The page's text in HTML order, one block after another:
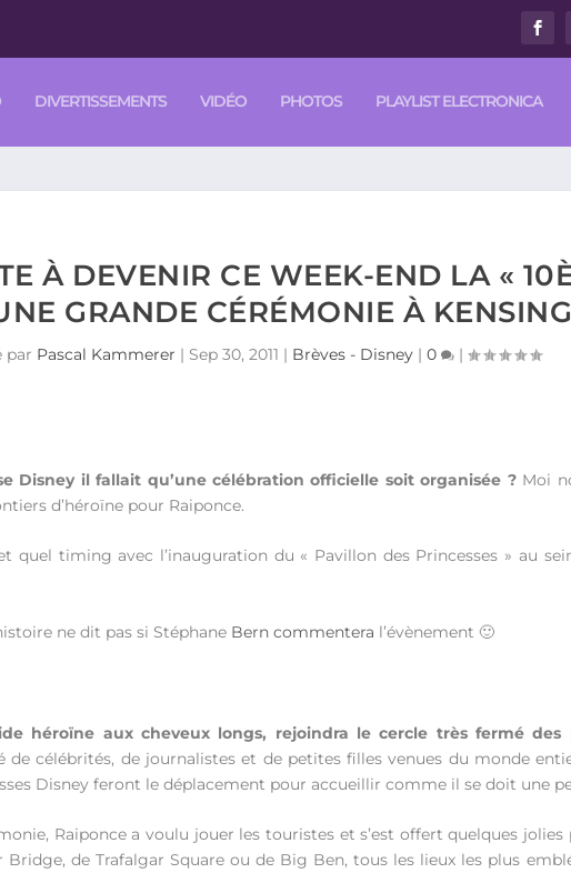
DIVERTISSEMENTS VIDÉO PHOTOS PLAYLIST ELECTRONICA
À DEVENIR CE WEEK-END LA «
GRANDE CÉRÉMONIE À
par Pascal Kammerer | Sep 30, 2011 | Brèves - Disney| 0 |
Disney il fallait qu’une célébration officielle soit organisée ?Moi
d’héroïne pour Raiponce.
quel timing avec l’inauguration du « Pavillon des Princesses » au
ne dit pas si Stéphane Bern commentera l’évènement 🙂
héroïne aux cheveux longs, rejoindra le cercle très fermé des
de célébrités, de journalistes et de petites filles venues du monde
Disney feront le déplacement pour accueillir comme il se doit une
Raiponce a voulu jouer les touristes et s’est offert quelques jolies
Bridge, de Trafalgar Square ou de Big Ben, tous les lieux les plus